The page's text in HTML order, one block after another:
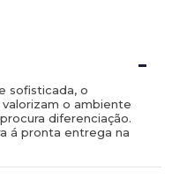
-
sofisticada, o
o ambiente
diferenciação.
á pronta entrega na